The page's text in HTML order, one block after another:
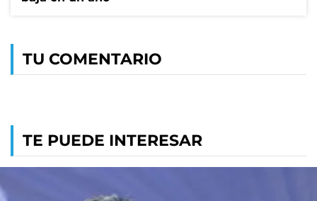
TU COMENTARIO
TE PUEDE INTERESAR